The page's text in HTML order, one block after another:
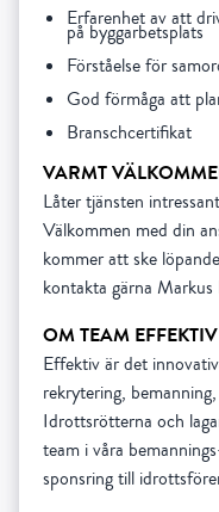
Erfarenhet av att
på byggarbetsplats
Förståelse för
God förmåga att
Branschcertifikat
VARMT
Låter tjänsten
Välkommen med din
kommer att ske
kontakta gärna
OM TEAM EFFEKTIV
Effektiv är det
rekrytering,
Idrottsrötterna och
team i våra
sponsring till